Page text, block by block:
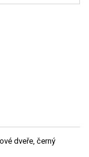
dveře, černý